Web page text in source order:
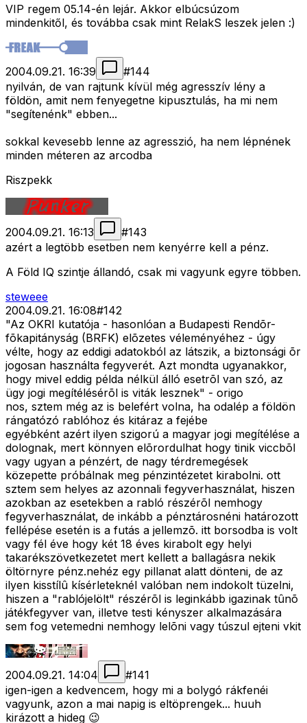
VIP regem 05.14-én lejár. Akkor elbúcsúzom
mindenkitől, és továbba csak mint RelakS leszek jelen :)
2004.09.21. 16:39 #144
nyilván, de van rajtunk kívül még agresszív lény a
földön, amit nem fenyegetne kipusztulás, ha mi nem
"segítenénk" ebben...
sokkal kevesebb lenne az agresszió, ha nem lépnének
minden méteren az arcodba
Riszpekk
2004.09.21. 16:13 #143
azért a legtöbb esetben nem kenyérre kell a pénz.
A Föld IQ szintje állandó, csak mi vagyunk egyre többen.
steweee
2004.09.21. 16:08#142
"Az OKRI kutatója - hasonlóan a Budapesti Rendõr-
fõkapitányság (BRFK) elõzetes véleményéhez - úgy
vélte, hogy az eddigi adatokból az látszik, a biztonsági õr
jogosan használta fegyverét. Azt mondta ugyanakkor,
hogy mivel eddig példa nélkül álló esetrõl van szó, az
ügy jogi megítélésérõl is viták lesznek" - origo
nos, sztem még az is belefért volna, ha odalép a földön
rángatózó rablóhoz és kitáraz a fejébe
egyébként azért ilyen szigorú a magyar jogi megítélése a
dolognak, mert könnyen elõrordulhat hogy tinik viccbõl
vagy ugyan a pénzért, de nagy térdremegések
közepette próbálnak meg pénzintézetet kirabolni. ott
sztem sem helyes az azonnali fegyverhasználat, hiszen
azokban az esetekben a rabló részérõl nemhogy
fegyverhasználat, de inkább a pénztárosnéni határozott
fellépése esetén is a futás a jellemzõ. itt borsodba is volt
vagy fél éve hogy két 18 éves kirabolt egy helyi
takarékszövetkezetet mert kellett a ballagásra nekik
öltörnyre pénz.nehéz egy pillanat alatt dönteni, de az
ilyen kisstílû kísérleteknél valóban nem indokolt tüzelni,
hiszen a "rablójelölt" részérõl is leginkább igazinak tûnõ
játékfegyver van, illetve testi kényszer alkalmazására
sem fog vetemedni nemhogy lelõni vagy túszul ejteni vkit
2004.09.21. 14:04 #141
igen-igen a kedvencem, hogy mi a bolygó rákfenéi
vagyunk, azon a mai napig is eltöprengek... huuh
kirázott a hideg 😉